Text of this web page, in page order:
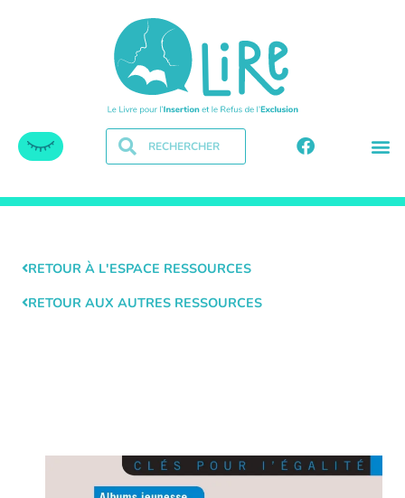
RETOUR À L'ESPACE RESSOURCES
RETOUR AUX AUTRES RESSOURCES